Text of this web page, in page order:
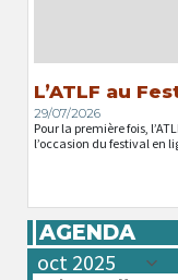
L’ATLF au
29/07/2026
Pour la première fois,
l’occasion du festival en
AGENDA